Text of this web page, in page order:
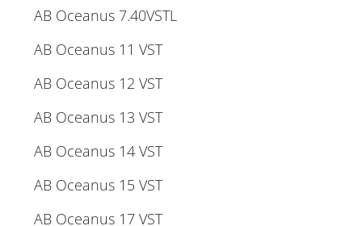
AB Oceanus 7.40VSTL
AB Oceanus 11 VST
AB Oceanus 12 VST
AB Oceanus 13 VST
AB Oceanus 14 VST
AB Oceanus 15 VST
AB Oceanus 17 VST